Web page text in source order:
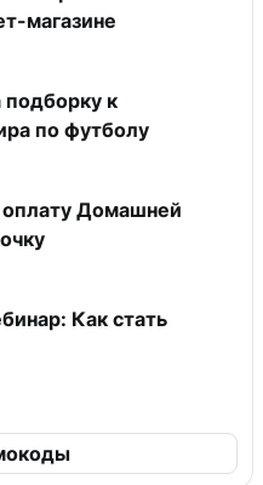
магазине
подборку к
по футболу
оплату Домашней
Как стать